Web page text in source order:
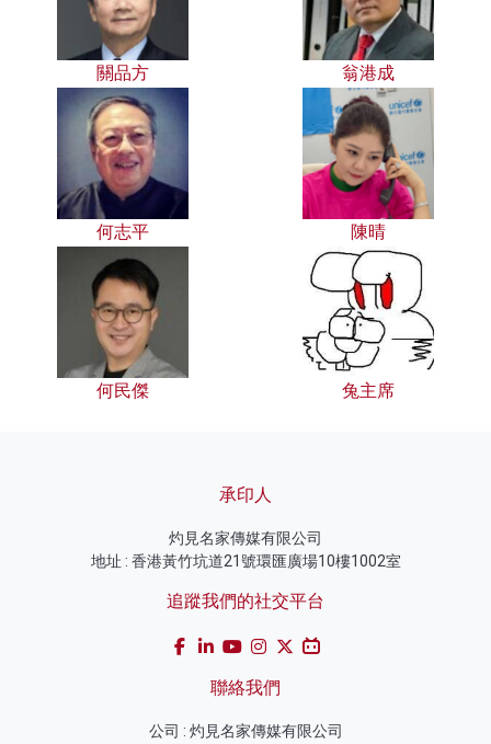
關品方 翁港成
何志平 陳晴
何民傑 兔主席
承印人
灼見名家傳媒有限公司
地址 : 香港黃竹坑道21號環匯廣場10樓1002室
追蹤我們的社交平台
聯絡我們
公司 : 灼見名家傳媒有限公司